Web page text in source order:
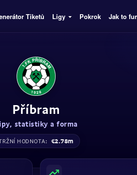
Tiketů Ligy Pokrok Jak to
Příbram
statistiky a forma
HODNOTA: €2.78m